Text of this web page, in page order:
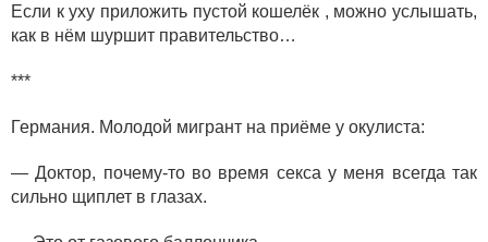
Если к уху приложить пустой кошелёк , можно услышать,
как в нём шуршит правительство…
***
Германия. Молодой мигрант на приёме у окулиста:
— Доктор, почему-то во время секса у меня всегда так
сильно щиплет в глазах.